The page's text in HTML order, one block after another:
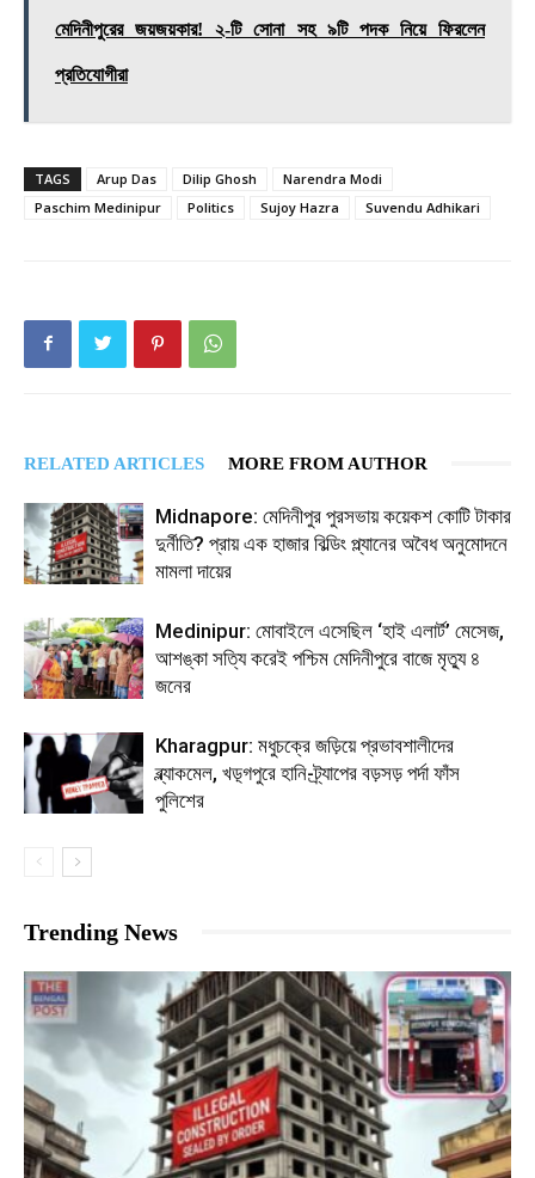
মেদিনীপুরের জয়জয়কার! ২-টি সোনা সহ ৯টি পদক নিয়ে ফিরলেন
প্রতিযোগীরা
TAGS Arup Das Dilip Ghosh
Narendra Modi
Paschim Medinipur
Politics Sujoy Hazra Suvendu Adhikari
RELATED ARTICLES MORE FROM AUTHOR
Midnapore: মেদিনীপুর পুরসভায় কয়েকশ কোটি টাকার
দুর্নীতি? প্রায় এক হাজার বিল্ডিং প্ল্যানের অবৈধ অনুমোদনে
মামলা দায়ের
Medinipur: মোবাইলে এসেছিল ‘হাই এলার্ট’ মেসেজ,
আশঙ্কা সত্যি করেই পশ্চিম মেদিনীপুরে বাজে মৃত্যু ৪
জনের
Kharagpur: মধুচক্রে জড়িয়ে প্রভাবশালীদের
ব্ল্যাকমেল, খড়্গপুরে হানি-ট্র্যাপের বড়সড় পর্দা ফাঁস
পুলিশের
Trending News